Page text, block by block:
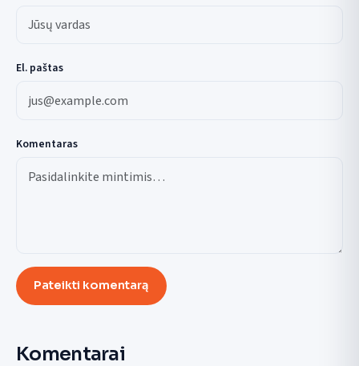
El. paštas
Komentaras
Pateikti komentarą
Komentarai